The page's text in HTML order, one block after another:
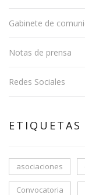
Gabinete de
Notas de prensa
Redes Sociales
ETIQUETAS
asociaciones
Convocatoria